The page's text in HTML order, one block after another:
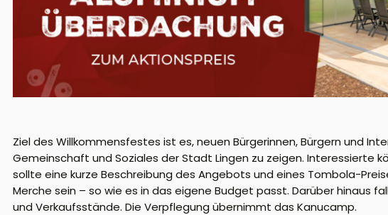
Ziel des Willkommensfestes ist es, neuen Bürgerinnen, Bürgern und
Gemeinschaft und Soziales der Stadt Lingen zu zeigen. Interessierte
sollte eine kurze Beschreibung des Angebots und eines Tombola-
Merche sein – so wie es in das eigene Budget passt. Darüber hinaus
und Verkaufsstände. Die Verpflegung übernimmt das Kanucamp.